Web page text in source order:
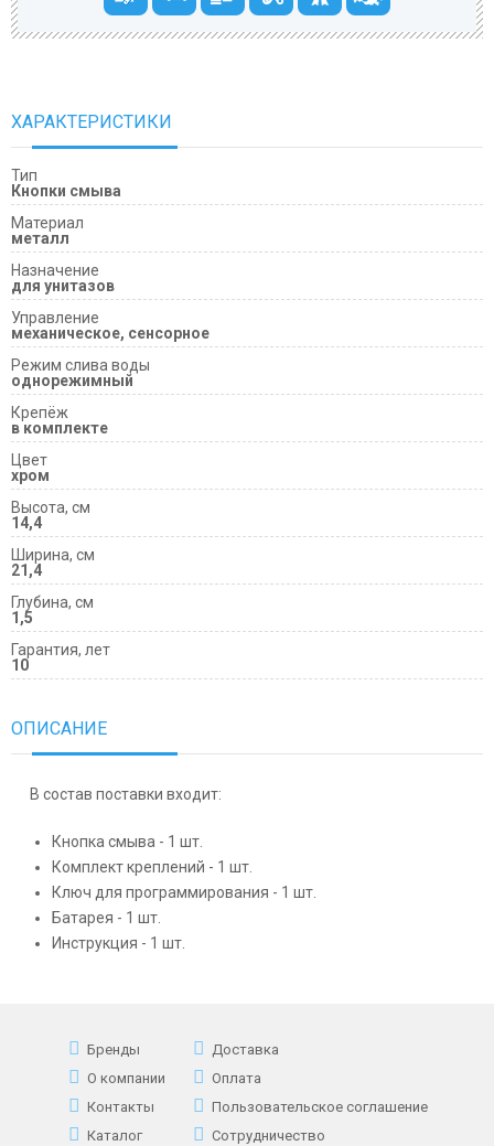
ХАРАКТЕРИСТИКИ
Тип
Кнопки смыва
Материал
металл
Назначение
для унитазов
Управление
механическое, сенсорное
Режим слива воды
однорежимный
Крепёж
в комплекте
Цвет
хром
Высота, см
14,4
Ширина, см
21,4
Глубина, см
1,5
Гарантия, лет
10
ОПИСАНИЕ
В состав поставки входит:
Кнопка смыва - 1 шт.
Комплект креплений - 1 шт.
Ключ для программирования - 1 шт.
Батарея - 1 шт.
Инструкция - 1 шт.
Бренды
О компании
Контакты
Каталог
Доставка
Оплата
Пользовательское соглашение
Сотрудничество